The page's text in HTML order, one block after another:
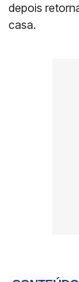
depois
casa.